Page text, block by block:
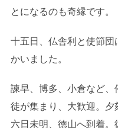
とになるのも奇縁です。
十五日、仏舎利と使節団
かいました。
諫早、博多、小倉など
徒が集まり、大歓迎。
六日未明、徳山へ到着